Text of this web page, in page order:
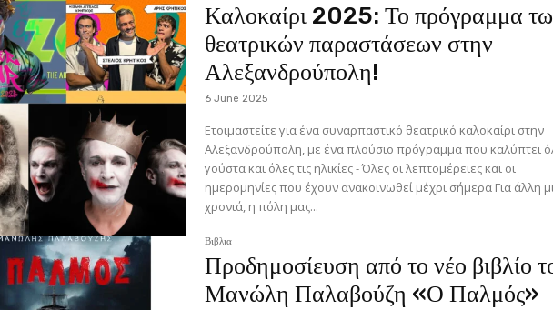
Καλοκαίρι 2025: Το πρόγραμμα
θεατρικών παραστάσεων στην
Αλεξανδρούπολη!
6 June 2025
Ετοιμαστείτε για ένα συναρπαστικό θεατρικό καλοκαίρι στην
Αλεξανδρούπολη, με ένα πλούσιο πρόγραμμα που καλύπτει
γούστα και όλες τις ηλικίες - Όλες οι λεπτομέρειες και οι
ημερομηνίες που έχουν ανακοινωθεί μέχρι σήμερα Για άλλη μια
χρονιά, η πόλη μας...
Βιβλια
Προδημοσίευση από το νέο βιβλίο
Μανώλη Παλαβούζη «Ο Παλμός»